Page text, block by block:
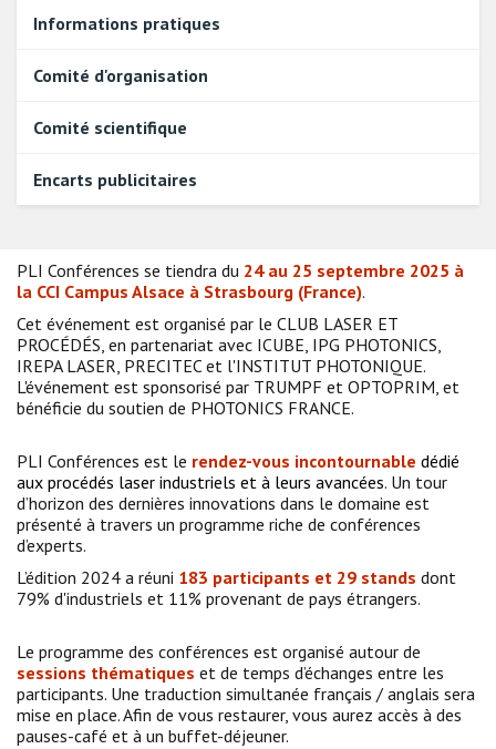
Informations pratiques
Comité d'organisation
Comité scientifique
Encarts publicitaires
PLI Conférences se tiendra du 24 au 25 septembre 2025 à
la CCI Campus Alsace à Strasbourg (France).
Cet événement est organisé par le CLUB LASER ET
PROCÉDÉS, en partenariat avec ICUBE, IPG PHOTONICS,
IREPA LASER, PRECITEC et l'INSTITUT PHOTONIQUE.
L'événement est sponsorisé par TRUMPF et OPTOPRIM, et
bénéficie du soutien de PHOTONICS FRANCE.
PLI Conférences est le rendez-vous incontournable dédié
aux procédés laser industriels et à leurs avancées. Un tour
d’horizon des dernières innovations dans le domaine est
présenté à travers un programme riche de conférences
d’experts.
L’édition 2024 a réuni 183 participants et 29 stands dont
79% d'industriels et 11% provenant de pays étrangers.
Le programme des conférences est organisé autour de
sessions thématiques et de temps d’échanges entre les
participants. Une traduction simultanée français / anglais sera
mise en place. Afin de vous restaurer, vous aurez accès à des
pauses-café et à un buffet-déjeuner.